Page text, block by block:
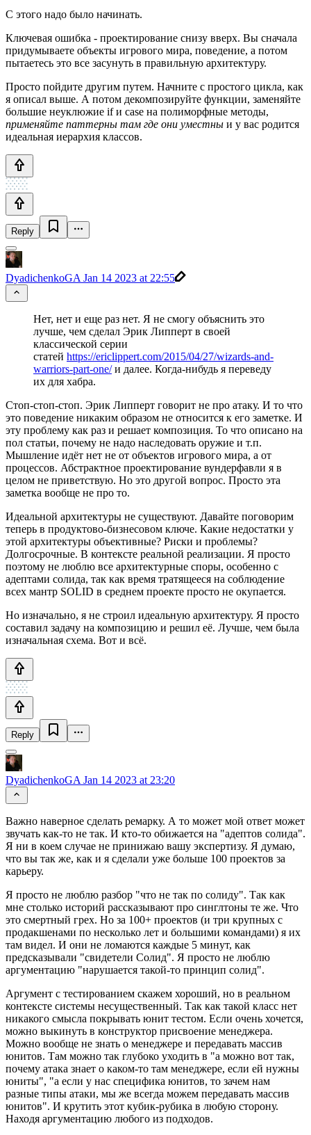
С этого надо было начинать.
Ключевая ошибка - проектирование снизу вверх. Вы сначала
придумываете объекты игрового мира, поведение, а потом
пытаетесь это все засунуть в правильную архитектуру.
Просто пойдите другим путем. Начните с простого цикла, как
я описал выше. А потом декомпозируйте функции, заменяйте
большие неуклюжие if и case на полиморфные методы,
применяйте паттерны там где они уместны и у вас родится
идеальная иерархия классов.
Reply
DyadichenkoGA Jan 14 2023 at 22:55
Нет, нет и еще раз нет. Я не смогу объяснить это
лучше, чем сделал Эрик Липперт в своей
классической серии
статей https://ericlippert.com/2015/04/27/wizards-and-
warriors-part-one/и далее. Когда-нибудь я переведу
их для хабра.
Стоп-стоп-стоп. Эрик Липперт говорит не про атаку. И то что
это поведение никаким образом не относится к его заметке. И
эту проблему как раз и решает композиция. То что описано на
пол статьи, почему не надо наследовать оружие и т.п.
Мышление идёт нет не от объектов игрового мира, а от
процессов. Абстрактное проектирование вундерфавли я в
целом не приветствую. Но это другой вопрос. Просто эта
заметка вообще не про то.
Идеальной архитектуры не существуют. Давайте поговорим
теперь в продуктово-бизнесовом ключе. Какие недостатки у
этой архитектуры объективные? Риски и проблемы?
Долгосрочные. В контексте реальной реализации. Я просто
поэтому не люблю все архитектурные споры, особенно с
адептами солида, так как время тратящееся на соблюдение
всех мантр SOLID в среднем проекте просто не окупается.
Но изначально, я не строил идеальную архитектуру. Я просто
составил задачу на композицию и решил её. Лучше, чем была
изначальная схема. Вот и всё.
Reply
DyadichenkoGA Jan 14 2023 at 23:20
Важно наверное сделать ремарку. А то может мой ответ может
звучать как-то не так. И кто-то обижается на "адептов солида".
Я ни в коем случае не принижаю вашу экспертизу. Я думаю,
что вы так же, как и я сделали уже больше 100 проектов за
карьеру.
Я просто не люблю разбор "что не так по солиду". Так как
мне столько историй рассказывают про синглтоны те же. Что
это смертный грех. Но за 100+ проектов (и три крупных с
продакшенами по несколько лет и большими командами) я их
там видел. И они не ломаются каждые 5 минут, как
предсказывали "свидетели Солид". Я просто не люблю
аргументацию "нарушается такой-то принцип солид".
Аргумент с тестированием скажем хороший, но в реальном
контексте системы несущественный. Так как такой класс нет
никакого смысла покрывать юнит тестом. Если очень хочется,
можно выкинуть в конструктор присвоение менеджера.
Можно вообще не знать о менеджере и передавать массив
юнитов. Там можно так глубоко уходить в "а можно вот так,
почему атака знает о каком-то там менеджере, если ей нужны
юниты", "а если у нас специфика юнитов, то зачем нам
разные типы атаки, мы же всегда можем передавать массив
юнитов". И крутить этот кубик-рубика в любую сторону.
Находя аргументацию любого из подходов.